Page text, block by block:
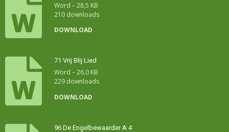
Word – 28,5 KB
210 downloads
DOWNLOAD
71 Vrij Blij Lied
Word – 26,0 KB
229 downloads
DOWNLOAD
96 De Engelbewaarder A 4